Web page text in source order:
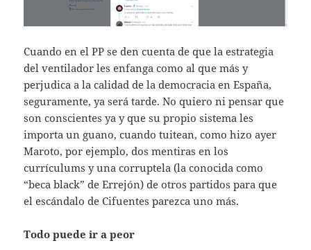
Cuando en el PP se den cuenta de que la estrategia
del ventilador les enfanga como al que más y
perjudica a la calidad de la democracia en España,
seguramente, ya será tarde. No quiero ni pensar que
son conscientes ya y que su propio sistema les
importa un guano, cuando tuitean, como hizo ayer
Maroto, por ejemplo, dos mentiras en los
currículums y una corruptela (la conocida como
“beca black” de Errejón) de otros partidos para que
el escándalo de Cifuentes parezca uno más.
Todo puede ir a peor